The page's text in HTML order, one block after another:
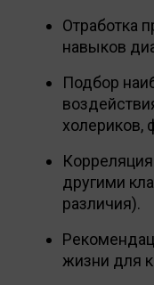
Отработка
навыков
Подбор
холериков,
другими
различия).
жизни для